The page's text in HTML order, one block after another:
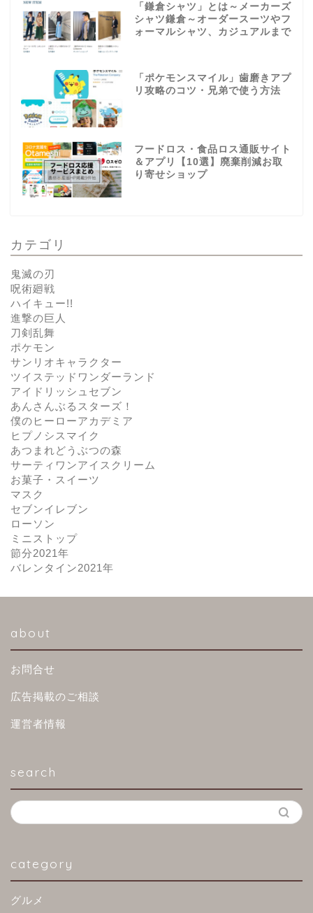
「鎌倉シャツ」とは～メーカーズ
シャツ鎌倉～オーダースーツやフ
ォーマルシャツ、カジュアルまで
「ポケモンスマイル」歯磨きアプ
リ攻略のコツ・兄弟で使う方法
フードロス・食品ロス通販サイト
＆アプリ【10選】廃棄削減お取
り寄せショップ
カテゴリ
鬼滅の刃
呪術廻戦
ハイキュー!!
進撃の巨人
刀剣乱舞
ポケモン
サンリオキャラクター
ツイステッドワンダーランド
アイドリッシュセブン
あんさんぶるスターズ！
僕のヒーローアカデミア
ヒプノシスマイク
あつまれどうぶつの森
サーティワンアイスクリーム
お菓子・スイーツ
マスク
セブンイレブン
ローソン
ミニストップ
節分2021年
バレンタイン2021年
about
お問合せ
広告掲載のご相談
運営者情報
search
category
グルメ